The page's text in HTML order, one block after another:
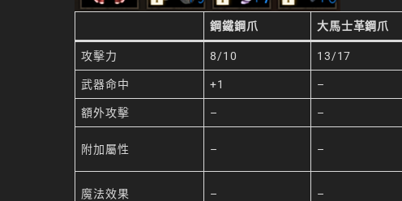
鋼鐵鋼爪 大馬士革鋼爪
攻擊力 8/10 13/17
武器命中 +1 –
額外攻擊 – –
附加屬性 – –
魔法效果 – –